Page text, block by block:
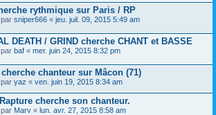
rythmique sur Paris / RP
sniper666 « jeu. juil. 09, 2015 5:49 am
DEATH / GRIND cherche CHANT et BASSE
baf « mer. juin 24, 2015 8:32 pm
chanteur sur Mâcon (71)
yaz « ven. juin 19, 2015 8:34 am
cherche son chanteur.
Marv « lun. avr. 27, 2015 8:58 am